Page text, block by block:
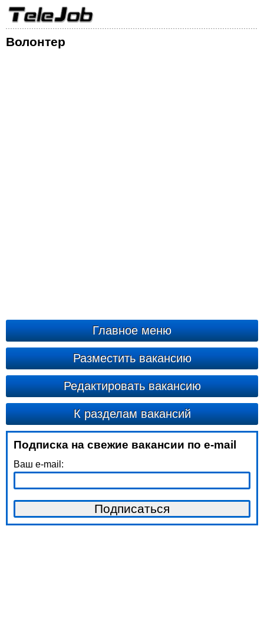
Волонтер
Главное меню
Разместить вакансию
Редактировать вакансию
К разделам вакансий
Подписка на свежие вакансии по e-mail
Ваш e-mail: